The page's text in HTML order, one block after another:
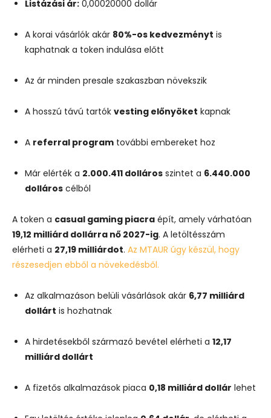
Listázási ár: 0,00020000 dollár
A korai vásárlók akár 80%-os kedvezményt is
kaphatnak a token indulása előtt
Az ár minden presale szakaszban növekszik
A hosszú távú tartók vesting előnyöket kapnak
A referral program további embereket hoz
Már elérték a 2.000.411 dolláros szintet a 6.440.000
dolláros célból
A token a casual gaming piacra épít, amely várhatóan
19,12 milliárd dollárra nő 2027-ig. A letöltésszám
elérheti a 27,19 milliárdot. Az MTAUR úgy készül, hogy
részesedjen ebből a növekedésből.
Az alkalmazáson belüli vásárlások akár 6,77 milliárd
dollárt is hozhatnak
A hirdetésekből származó bevétel elérheti a 12,17
milliárd dollárt
A fizetős alkalmazások piaca 0,18 milliárd dollár lehet